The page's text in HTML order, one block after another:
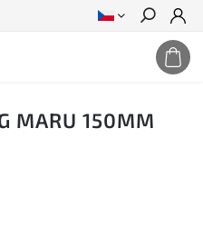
Hledat
MARU 150MM